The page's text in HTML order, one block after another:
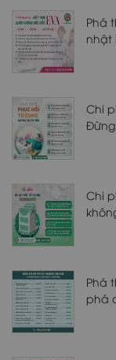
Phá
nhật
Chi
Chi
​​​​​​​Phá
phá